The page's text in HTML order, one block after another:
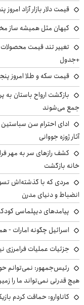
قیمت دلار بازار آزاد امروز پنجشنبه ۱۵
کیهان مثل همیشه ساز
+جدول
قیمت سکه و طلا امروز پنجشنبه ۱۵ مرداد
بازگشت ارواح باستان به
جمع می‌شوند
ادای احترام سن
آثار ژوزه جووانی
کشف رازهای سر به مهر
خانه بازگشت
مردی که با گذشته‌اش
انضباط و دنیای مدرن
پیامدهای دیپلماسی
اسرائیل چگونه امارات -
جزئیات عملیات فرامرزی
رئیس‌جمهور: نمی‌توانم
هیچ قدرتی نمی‌تواند ما را
کاناوارو: حماقت کردم